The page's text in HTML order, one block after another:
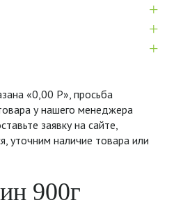
900г
+
+
+
«0,00 Р», просьба
у нашего менеджера
заявку на сайте,
уточним наличие товара или